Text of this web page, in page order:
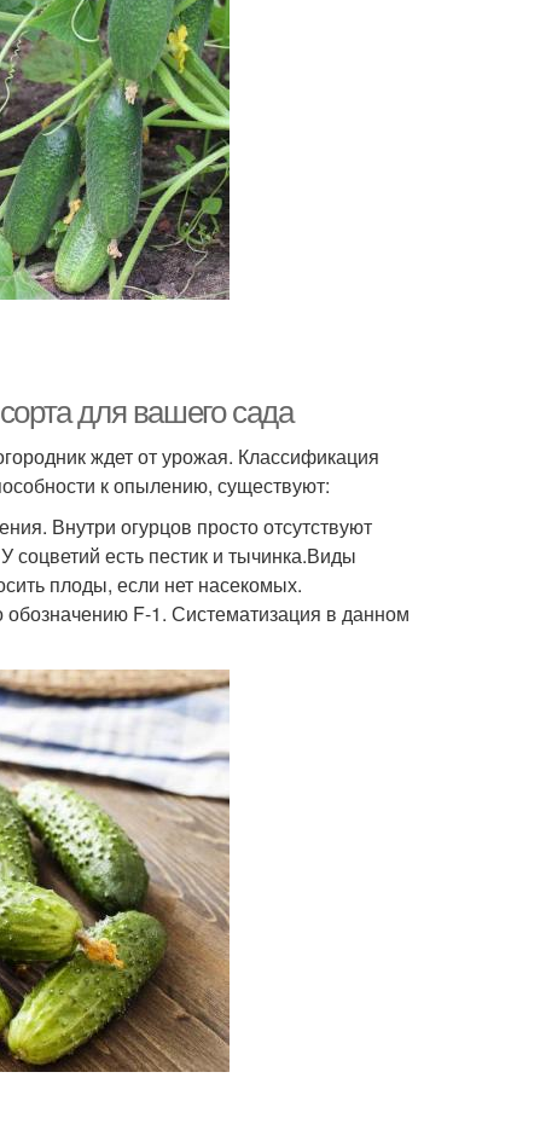
для вашего сада
ждет от урожая. Классификация
к опылению, существуют:
Внутри огурцов просто отсутствуют
есть пестик и тычинка.Виды
плоды, если нет насекомых.
F-1. Систематизация в данном